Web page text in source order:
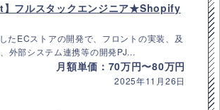
】フルスタックエンジニア★Shopify
たECストアの開発で、フロントの実装、及
外部システム連携等の開発PJ...
月額単価：70万円〜80万円
2025年11月26日